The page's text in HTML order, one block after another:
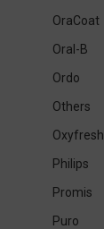
OraCoat
Oral-B
Ordo
Others
Oxyfresh
Philips
Promis
Puro